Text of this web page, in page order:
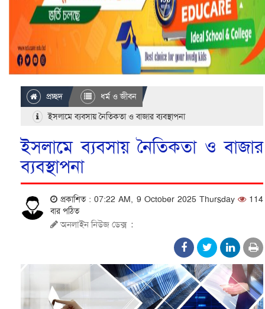
প্রচ্ছদ
ধর্ম ও জীবন
ইসলামে ব্যবসায় নৈতিকতা ও বাজার ব্যবস্থাপনা
ইসলামে ব্যবসায় নৈতিকতা ও বাজার
ব্যবস্থাপনা
প্রকাশিত : 07:22 AM, 9 October 2025 Thursday
114
বার পঠিত
অনলাইন নিউজ ডেক্স :